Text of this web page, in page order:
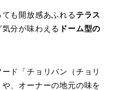
も開放感あふれる テラス
分が味わえる ドーム型の
ド「チョリパン（チョリ
、オーナーの地元の味を